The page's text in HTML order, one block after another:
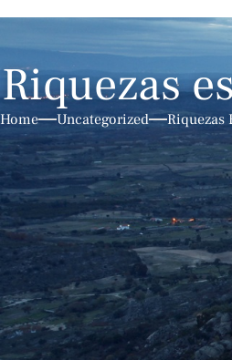
Riquezas
Home Uncategorized Riquezas